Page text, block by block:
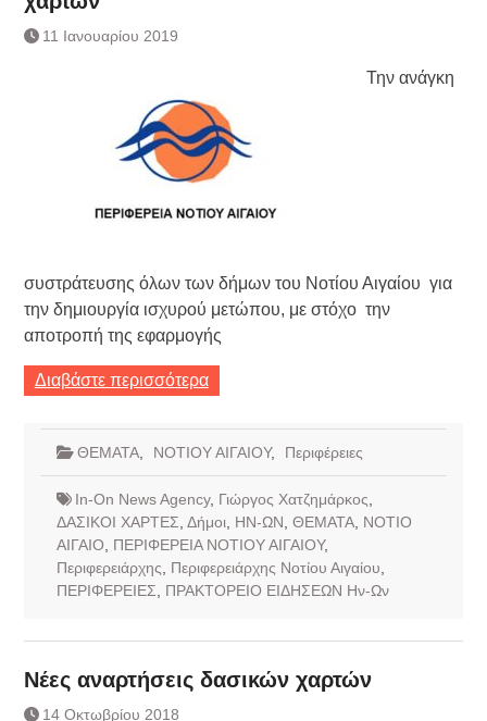
Τραπεζογραμματίων 7-3-2019
11 Ιανουαρίου 2019
Την ανάγκη
συστράτευσης όλων των δήμων του Νοτίου Αιγαίου για
την δημιουργία ισχυρού μετώπου, με στόχο την
αποτροπή της εφαρμογής
Διαβάστε περισσότερα
ΘΕΜΑΤΑ, ΝΟΤΙΟΥ ΑΙΓΑΙΟΥ, Περιφέρειες
In-On News Agency, Γιώργος Χατζημάρκος
ΔΑΣΙΚΟΙ ΧΑΡΤΕΣ Δήμοι, ΗΝ-ΩΝ ΘΕΜΑΤΑ, ΝΟΤΙΟ
ΑΙΓΑΙΟ
ΠΕΡΙΦΕΡΕΙΑ ΝΟΤΙΟΥ ΑΙΓΑΙΟΥ,
Περιφερειάρχης
Περιφερειάρχης Νοτίου Αιγαίου
ΠΕΡΙΦΕΡΕΙΕΣ
ΠΡΑΚΤΟΡΕΙΟ ΕΙΔΗΣΕΩΝ Ην-Ων
Νέες αναρτήσεις δασικών χαρτών
14 Οκτωβρίου 2018